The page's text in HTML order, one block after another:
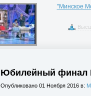
"Минское
Юбилейный финал
Опубликовано 01 Ноября 2016 в: